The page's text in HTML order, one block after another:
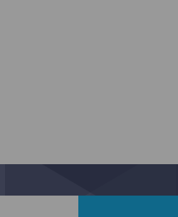
les cookies au plus près de vos
Explorer, cliquez sur le bouton